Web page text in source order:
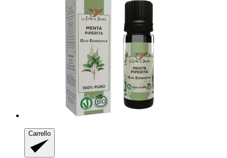
Carrello